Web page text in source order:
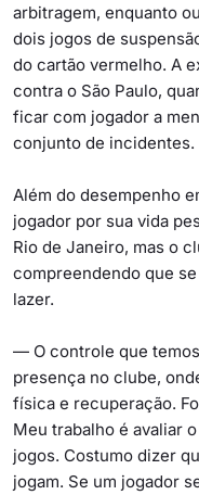
arbitragem, enquanto
dois jogos de
do cartão vermelho. A
contra o São Paulo,
ficar com jogador a
conjunto de incidentes.
Além do desempenho
jogador por sua vida
Rio de Janeiro, mas o
compreendendo que
lazer.
— O controle que
presença no clube,
física e recuperação.
Meu trabalho é avaliar
jogos. Costumo dizer
jogam. Se um jogador